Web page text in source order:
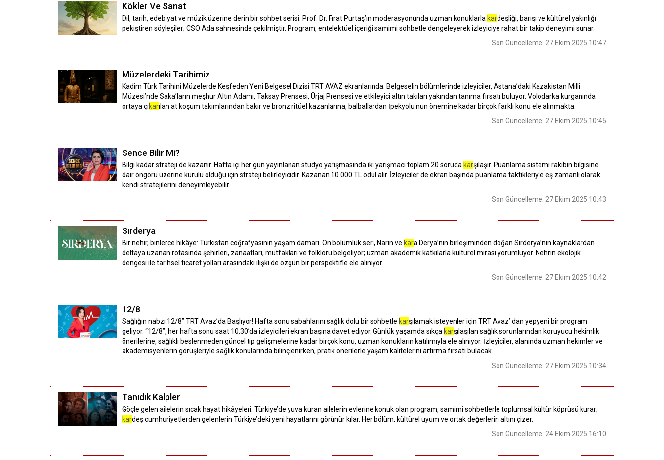
Kökler Ve Sanat
Dil, tarih, edebiyat ve müzik üzerine derin bir sohbet serisi. Prof. Dr. Fırat Purtaş’ın moderasyonunda uzman konuklarla kardeşliği, barışı ve kültürel yakınlığı
pekiştiren söyleşiler; CSO Ada sahnesinde çekilmiştir. Program, entelektüel içeriği samimi sohbetle dengeleyerek izleyiciye rahat bir takip deneyimi sunar.
Son Güncelleme: 27 Ekim 2025 10:47
Müzelerdeki Tarihimiz
Kadim Türk Tarihini Müzelerde Keşfeden Yeni Belgesel Dizisi TRT AVAZ ekranlarında. Belgeselin bölümlerinde izleyiciler, Astana’daki Kazakistan Milli
Müzesi’nde Saka’ların meşhur Altın Adamı, Taksay Prensesi, Ürjaj Prensesi ve etkileyici altın takıları yakından tanıma fırsatı buluyor. Volodarka kurganında
ortaya çıkarılan at koşum takımlarından bakır ve bronz ritüel kazanlarına, balballardan İpekyolu’nun önemine kadar birçok farklı konu ele alınmakta.
Son Güncelleme: 27 Ekim 2025 10:45
Sence Bilir Mi?
Bilgi kadar strateji de kazanır. Hafta içi her gün yayınlanan stüdyo yarışmasında iki yarışmacı toplam 20 soruda karşılaşır. Puanlama sistemi rakibin bilgisine
dair öngörü üzerine kurulu olduğu için strateji belirleyicidir. Kazanan 10.000 TL ödül alır. İzleyiciler de ekran başında puanlama taktikleriyle eş zamanlı olarak
kendi stratejilerini deneyimleyebilir.
Son Güncelleme: 27 Ekim 2025 10:43
Sırderya
Bir nehir, binlerce hikâye: Türkistan coğrafyasının yaşam damarı. On bölümlük seri, Narin ve kara Derya’nın birleşiminden doğan Sırderya’nın kaynaklardan
deltaya uzanan rotasında şehirleri, zanaatları, mutfakları ve folkloru belgeliyor; uzman akademik katkılarla kültürel mirası yorumluyor. Nehrin ekolojik
dengesi ile tarihsel ticaret yolları arasındaki ilişki de özgün bir perspektifle ele alınıyor.
Son Güncelleme: 27 Ekim 2025 10:42
12/8
Sağlığın nabzı 12/8” TRT Avaz’da Başlıyor! Hafta sonu sabahlarını sağlık dolu bir sohbetle karşılamak isteyenler için TRT Avaz’ dan yepyeni bir program
geliyor. “12/8”, her hafta sonu saat 10.30’da izleyicileri ekran başına davet ediyor. Günlük yaşamda sıkça karşılaşılan sağlık sorunlarından koruyucu hekimlik
önerilerine, sağlıklı beslenmeden güncel tıp gelişmelerine kadar birçok konu, uzman konukların katılımıyla ele alınıyor. İzleyiciler, alanında uzman hekimler ve
akademisyenlerin görüşleriyle sağlık konularında bilinçlenirken, pratik önerilerle yaşam kalitelerini artırma fırsatı bulacak.
Son Güncelleme: 27 Ekim 2025 10:34
Tanıdık Kalpler
Göçle gelen ailelerin sıcak hayat hikâyeleri. Türkiye’de yuva kuran ailelerin evlerine konuk olan program, samimi sohbetlerle toplumsal kültür köprüsü kurar;
kardeş cumhuriyetlerden gelenlerin Türkiye’deki yeni hayatlarını görünür kılar. Her bölüm, kültürel uyum ve ortak değerlerin altını çizer.
Son Güncelleme: 24 Ekim 2025 16:10